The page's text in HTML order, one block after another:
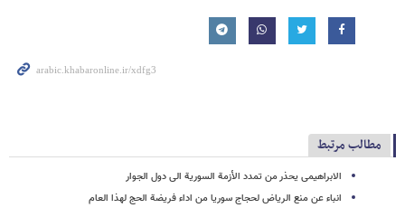
مطالب مرتبط
الابراهیمی یحذر من تمدد الأزمة السوریة الى دول الجوار
انباء عن منع الریاض لحجاج سوریا من اداء فریضة الحج لهذا العام